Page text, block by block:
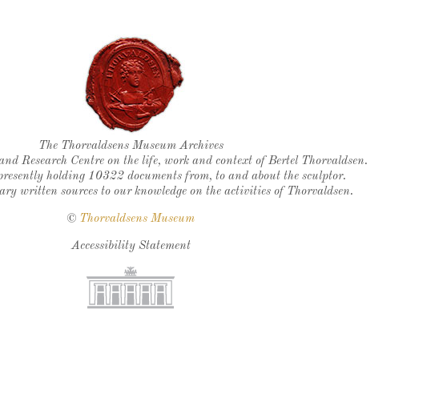
Thorvaldsen's seal
The Thorvaldsens Museum Archives
Research Centre on the life, work and context of Bertel Thorvaldsen.
holding 10322 documents from, to and about the sculptor.
written sources to our knowledge on the activities of Thorvaldsen.
© Thorvaldsens Museum
Accessibility Statement